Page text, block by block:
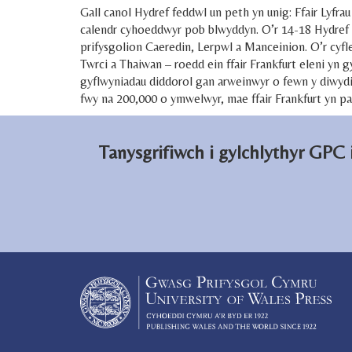
Facebook
LinkedIn
Gall canol Hydref feddwl un peth yn unig: Ffair
calendr cyhoeddwyr pob blwyddyn. O’r 14-18
prifysgolion Caeredin, Lerpwl a Manceinion. O’r
Twrci a Thaiwan – roedd ein ffair Frankfurt eleni yn
gyflwyniadau diddorol gan arweinwyr o fewn y
fwy na 200,000 o ymwelwyr, mae ffair Frankfurt yn
Tanysgrifiwch i gylchlythyr